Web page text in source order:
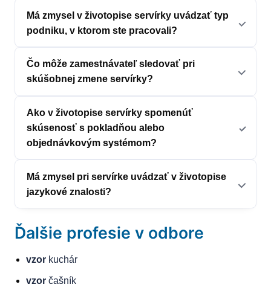
Má zmysel v životopise servírky uvádzať typ
podniku, v ktorom ste pracovali?
Čo môže zamestnávateľ sledovať pri
skúšobnej zmene servírky?
Ako v životopise servírky spomenúť
skúsenosť s pokladňou alebo
objednávkovým systémom?
Má zmysel pri servírke uvádzať v životopise
jazykové znalosti?
Ďalšie profesie v odbore
vzor kuchár
vzor čašník